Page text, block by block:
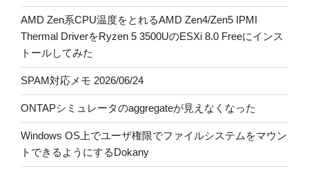
AMD Zen系CPU温度をとれるAMD Zen4/Zen5 IPMI
Thermal DriverをRyzen 5 3500UのESXi 8.0 Freeにインス
トールしてみた
SPAM対応メモ 2026/06/24
ONTAPシミュレータのaggregateが見えなくなった
Windows OS上でユーザ権限でファイルシステムをマウン
トできるようにするDokany